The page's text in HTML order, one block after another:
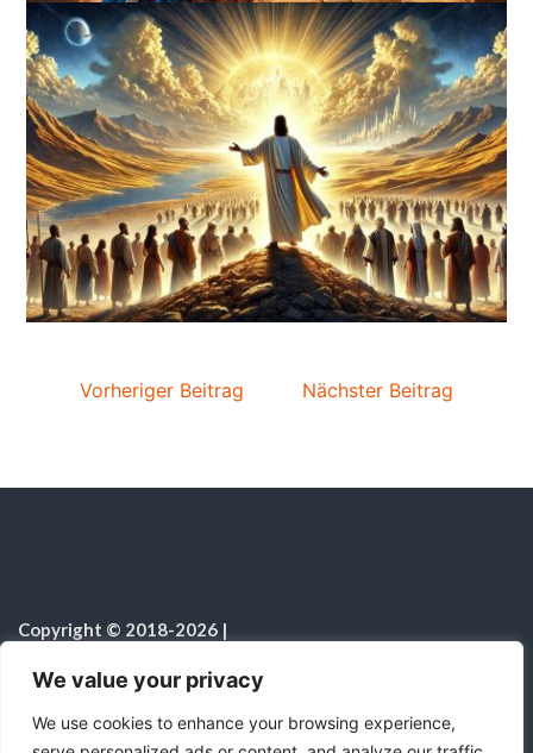
We value your privacy
We use cookies to enhance your browsing experience,
Vorheriger Beitrag Nächster Beitrag
Copyright © 2018-2026 |
Alle Rechte vorbehalten|
Hinweis zur Nutzung von KI